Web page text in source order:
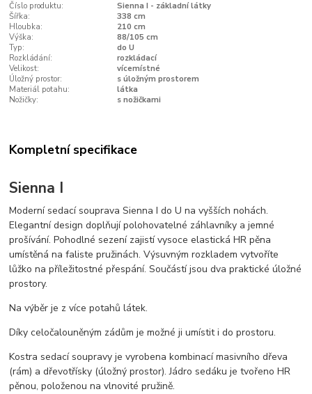
Číslo produktu:
Sienna I - základní látky
Šířka:
338 cm
Hloubka:
210 cm
Výška:
88/105 cm
Typ:
do U
Rozkládání:
rozkládací
Velikost:
vícemístné
Úložný prostor:
s úložným prostorem
Materiál potahu:
látka
Nožičky:
s nožičkami
Kompletní specifikace
Sienna I
Moderní sedací souprava Sienna I do U na vyšších nohách.
Elegantní design doplňují polohovatelné záhlavníky a jemné
prošívání. Pohodlné sezení zajistí vysoce elastická HR pěna
umístěná na faliste pružinách. Výsuvným rozkladem vytvoříte
lůžko na příležitostné přespání. Součástí jsou dva praktické úložné
prostory.
Na výběr je z více potahů látek.
Díky celočalouněným zádům je možné ji umístit i do prostoru.
Kostra sedací soupravy je vyrobena kombinací masivního dřeva
(rám) a dřevotřísky (úložný prostor). Jádro sedáku je tvořeno HR
pěnou, položenou na vlnovité pružině.